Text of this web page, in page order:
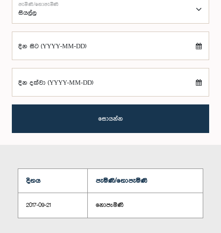
පැමිණි/නොපැමිණි
දින සිට (YYYY-MM-DD)
දින දක්වා (YYYY-MM-DD)
සොයන්න
දිනය පැමිණි/නොපැමිණි
2017-09-21 නොපැමිණි